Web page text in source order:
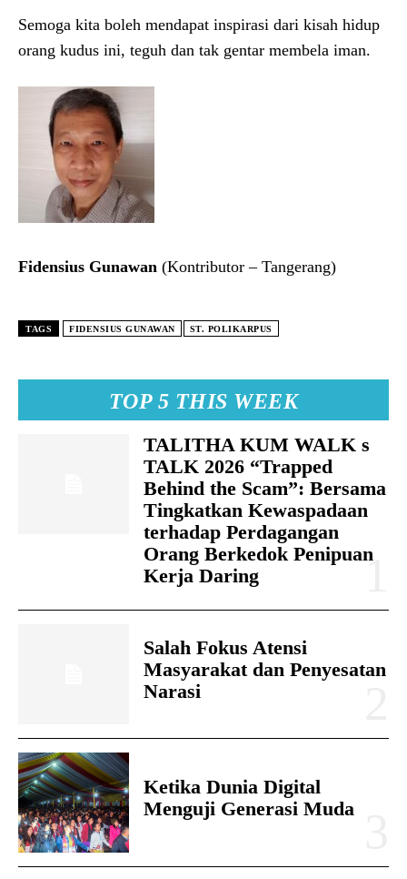
TOP 5 THIS WEEK
TALITHA KUM WALK s
TALK 2026 “Trapped
Behind the Scam”: Bersama
Tingkatkan Kewaspadaan
terhadap Perdagangan
Orang Berkedok Penipuan
Kerja Daring
Salah Fokus Atensi
Masyarakat dan Penyesatan
Narasi
Ketika Dunia Digital
Menguji Generasi Muda
Semoga kita boleh mendapat inspirasi dari kisah hidup
orang kudus ini, teguh dan tak gentar membela iman.
Fidensius Gunawan (Kontributor – Tangerang)
TAGS FIDENSIUS GUNAWAN ST. POLIKARPUS